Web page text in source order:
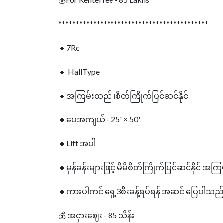
*******************************************
🔸7Rc
🔸 HallType
🔸အကြမ်းထည် ၊စိတ်ကြိုက်ပြင်ဆင်နိုင်
🔸ပေအကျယ် - 25' × 50'
🔸Lift အပါ
🔸မှန်ခန်းများဖြင့် မိမိစိတ်ကြိုက်ပြင်ဆင်နိုင် အ
🔸ကားပါကင် ရှေ့3စိိးခန့်ရပ်ရန် အဆင်‌ ‌ပြေပါသ
💰 အငှားဈေး - 85 သိန်း